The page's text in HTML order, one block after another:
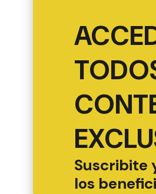
Suscribite
los